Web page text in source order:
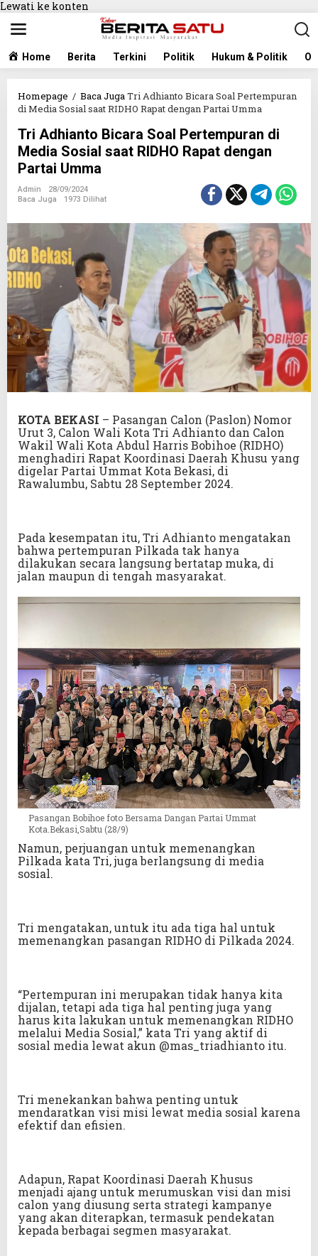
Lewati ke konten
Home Berita Terkini Politik Hukum & Politik
Homepage / Baca JugaTri Adhianto Bicara Soal Pertempuran
di Media Sosial saat RIDHO Rapat dengan Partai Umma
Tri Adhianto Bicara Soal Pertempuran di
Media Sosial saat RIDHO Rapat dengan
Partai Umma
Admin
28/09/2024
Baca Juga
1973 Dilihat
KOTA BEKASI – Pasangan Calon (Paslon) Nomor
Urut 3, Calon Wali Kota Tri Adhianto dan Calon
Wakil Wali Kota Abdul Harris Bobihoe (RIDHO)
menghadiri Rapat Koordinasi Daerah Khusu yang
digelar Partai Ummat Kota Bekasi, di
Rawalumbu, Sabtu 28 September 2024.
Pada kesempatan itu, Tri Adhianto mengatakan
bahwa pertempuran Pilkada tak hanya
dilakukan secara langsung bertatap muka, di
jalan maupun di tengah masyarakat.
Pasangan Bobihoe foto Bersama Dangan Partai Ummat
Kota.Bekasi,Sabtu (28/9)
Namun, perjuangan untuk memenangkan
Pilkada kata Tri, juga berlangsung di media
sosial.
Tri mengatakan, untuk itu ada tiga hal untuk
memenangkan pasangan RIDHO di Pilkada 2024.
“Pertempuran ini merupakan tidak hanya kita
dijalan, tetapi ada tiga hal penting juga yang
harus kita lakukan untuk memenangkan RIDHO
melalui Media Sosial,” kata Tri yang aktif di
sosial media lewat akun @mas_triadhianto itu.
Tri menekankan bahwa penting untuk
mendaratkan visi misi lewat media sosial karena
efektif dan efisien.
Adapun, Rapat Koordinasi Daerah Khusus
menjadi ajang untuk merumuskan visi dan misi
calon yang diusung serta strategi kampanye
yang akan diterapkan, termasuk pendekatan
kepada berbagai segmen masyarakat.